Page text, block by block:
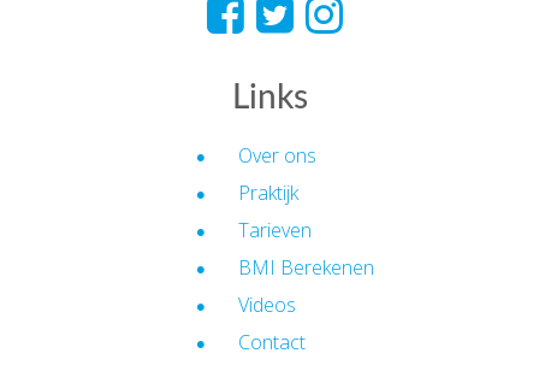
Links
Over ons
Praktijk
Tarieven
BMI Berekenen
Videos
Contact